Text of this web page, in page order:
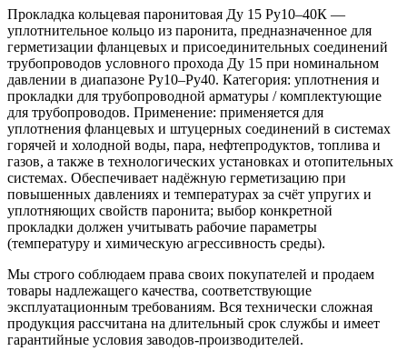
Прокладка кольцевая паронитовая Ду 15 Ру10–40К —
уплотнительное кольцо из паронита, предназначенное для
герметизации фланцевых и присоединительных соединений
трубопроводов условного прохода Ду 15 при номинальном
давлении в диапазоне Ру10–Ру40. Категория: уплотнения и
прокладки для трубопроводной арматуры / комплектующие
для трубопроводов. Применение: применяется для
уплотнения фланцевых и штуцерных соединений в системах
горячей и холодной воды, пара, нефтепродуктов, топлива и
газов, а также в технологических установках и отопительных
системах. Обеспечивает надёжную герметизацию при
повышенных давлениях и температурах за счёт упругих и
уплотняющих свойств паронита; выбор конкретной
прокладки должен учитывать рабочие параметры
(температуру и химическую агрессивность среды).
Мы строго соблюдаем права своих покупателей и продаем
товары надлежащего качества, соответствующие
эксплуатационным требованиям. Вся технически сложная
продукция рассчитана на длительный срок службы и имеет
гарантийные условия заводов-производителей.